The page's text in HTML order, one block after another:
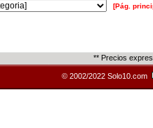
[Pág.
** Precios
© 2002/2022 Solo10.com